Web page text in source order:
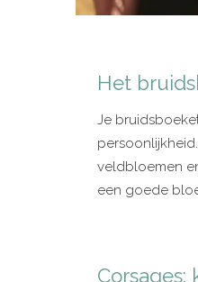
Het
Je
veldbloemen
een goede
Corsages: